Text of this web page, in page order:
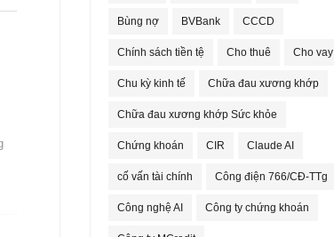
Bùng nợ BVBank CCCD
Chính sách tiền tệ Cho thuê Cho vay
Chu kỳ kinh tế Chữa đau xương khớp
Chữa đau xương khớp Sức khỏe
Chứng khoán CIR Claude AI
cố vấn tài chính Công điện 766/CĐ-TTg
Công nghệ AI Công ty chứng khoán